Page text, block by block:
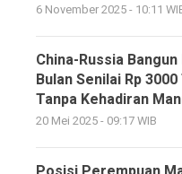
6 November 2025 - 10:11
China-Russia Bangun
Bulan Senilai Rp
Tanpa Kehadiran
20 Mei 2025 - 09:17 WIB